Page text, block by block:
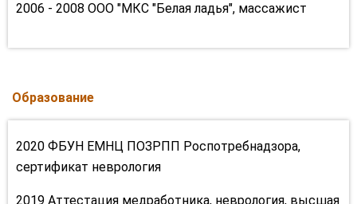
2006 - 2008 ООО "МКС "Белая ладья", массажист
Образование
2020 ФБУН ЕМНЦ ПОЗРПП Роспотребнадзора,
сертификат неврология
2019 Аттестация медработника, неврология, высшая